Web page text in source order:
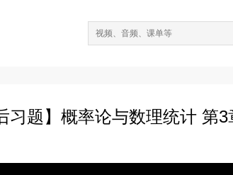
习题】概率论与数理统计